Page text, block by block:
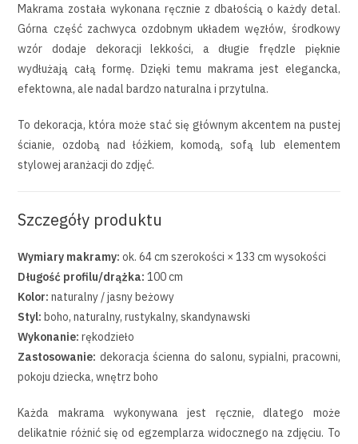
Makrama została wykonana ręcznie z dbałością o każdy detal.
Górna część zachwyca ozdobnym układem węzłów, środkowy
wzór dodaje dekoracji lekkości, a długie frędzle pięknie
wydłużają całą formę. Dzięki temu makrama jest elegancka,
efektowna, ale nadal bardzo naturalna i przytulna.
To dekoracja, która może stać się głównym akcentem na pustej
ścianie, ozdobą nad łóżkiem, komodą, sofą lub elementem
stylowej aranżacji do zdjęć.
Szczegóły produktu
Wymiary makramy: ok. 64 cm szerokości × 133 cm wysokości
Długość profilu/drążka: 100 cm
Kolor: naturalny / jasny beżowy
Styl: boho, naturalny, rustykalny, skandynawski
Wykonanie: rękodzieło
Zastosowanie: dekoracja ścienna do salonu, sypialni, pracowni,
pokoju dziecka, wnętrz boho
Każda makrama wykonywana jest ręcznie, dlatego może
delikatnie różnić się od egzemplarza widocznego na zdjęciu. To